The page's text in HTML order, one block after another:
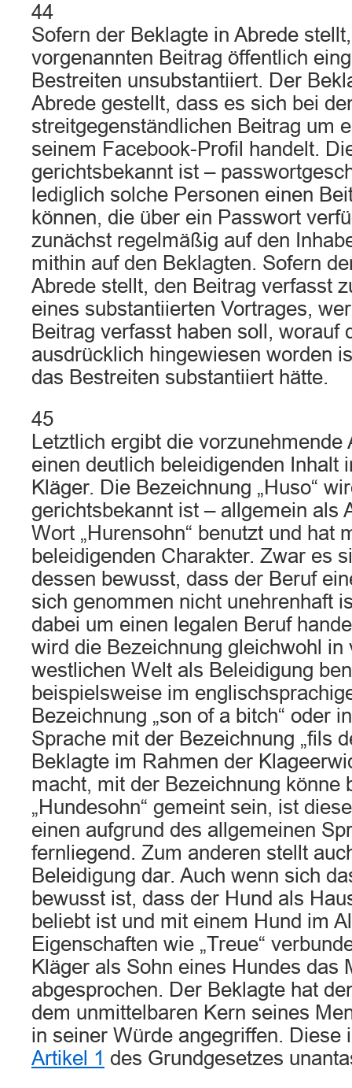
44
Sofern der Beklagte in Abrede
vorgenannten Beitrag öffentlich
Bestreiten unsubstantiiert. Der
Abrede gestellt, dass es sich bei
streitgegenständlichen Beitrag um
seinem Facebook-Profil handelt.
gerichtsbekannt ist –
lediglich solche Personen einen
können, die über ein Passwort
zunächst regelmäßig auf den
mithin auf den Beklagten. Sofern
Abrede stellt, den Beitrag verfasst
eines substantiierten Vortrages,
Beitrag verfasst haben soll, worauf
ausdrücklich hingewiesen worden
das Bestreiten substantiiert hätte.
45
Letztlich ergibt die vorzunehmende
einen deutlich beleidigenden Inhalt
Kläger. Die Bezeichnung „Huso“
gerichtsbekannt ist – allgemein als
Wort „Hurensohn“ benutzt und hat
beleidigenden Charakter. Zwar es
dessen bewusst, dass der Beruf
sich genommen nicht unehrenhaft
dabei um einen legalen Beruf
wird die Bezeichnung gleichwohl in
westlichen Welt als Beleidigung
beispielsweise im
Bezeichnung „son of a bitch“ oder
Sprache mit der Bezeichnung „fils
Beklagte im Rahmen der
macht, mit der Bezeichnung könne
„Hundesohn“ gemeint sein, ist
einen aufgrund des allgemeinen
fernliegend. Zum anderen stellt
Beleidigung dar. Auch wenn sich
bewusst ist, dass der Hund als
beliebt ist und mit einem Hund im
Eigenschaften wie „Treue“
Kläger als Sohn eines Hundes das
abgesprochen. Der Beklagte hat
dem unmittelbaren Kern seines
in seiner Würde angegriffen. Diese
Artikel 1 des Grundgesetzes